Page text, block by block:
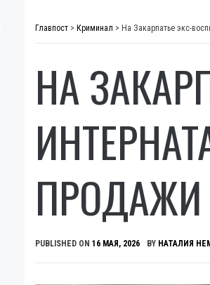
Главпост > Криминал > На Закарпатье экс-
НА
PUBLISHED ON 16 МАЯ, 2026 BY НАТАЛИЯ